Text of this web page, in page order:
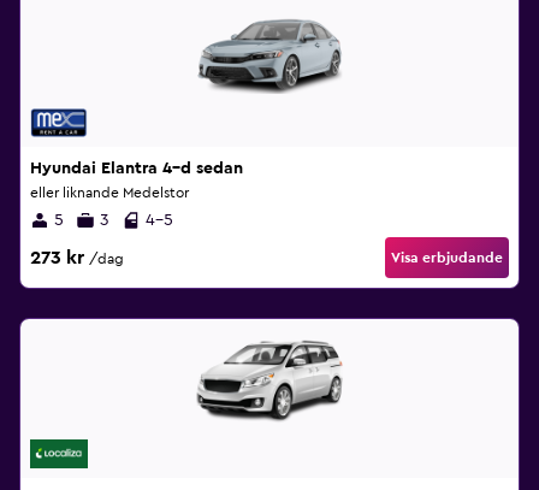
Hyundai Elantra 4–d sedan
eller liknande Medelstor
5 3 4-5
273 kr /dag Visa erbjudande